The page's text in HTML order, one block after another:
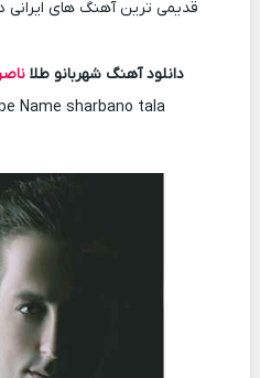
قدیمی ترین آهنگ های ایرانی
دانلود آهنگ شهربانو طلا
Name sharbano tala